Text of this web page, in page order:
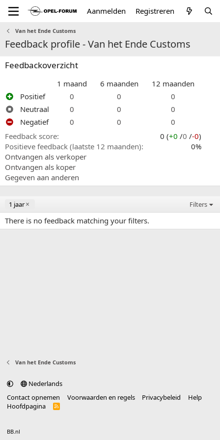
Aanmelden Registreren
Van het Ende Customs
Feedback profile - Van het Ende Customs
Feedbackoverzicht
1 maand 6 maanden
12 maanden
Positief
0 0
0
Neutraal
0 0
0
Negatief
0 0
0
Feedback score
0 (+0 /0 /-0)
Positieve feedback (laatste 12 maanden)
0%
Ontvangen als verkoper
Ontvangen als koper
Gegeven aan anderen
1 jaar Filters
There is no feedback matching your filters.
Van het Ende Customs
Nederlands
Contact opnemen
Voorwaarden en regels Privacybeleid
Help
Hoofdpagina
R
BB.nl